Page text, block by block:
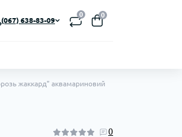
(067) 638-83-09
0 0
жаккард" аквамариновий
0